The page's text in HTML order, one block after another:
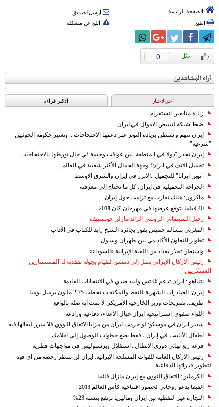
الصفحة الرئيسة
أرسل لصديق
اطبع
أبلغ عن مشكلة
0
آراء المشاهدين
آخرالاخبار الاکثر قراءة
زيادة متابعين انستقرام
ضبط شبكة لتبييض الاموال في ايران
إيران تتهم واشنطن بزيادة التوتر عبر دعمها الاحتجاجات... وتعتبر حكومة الحوثيين
"شرعية"
إيران تحذر "دولا في المنطقة" من عواقب وخيمة في حال تورطها بالاحتجاجات
تجميل الانف في ايران؛ وجهة الجمال الأكثر شعبية في العالم
"نوين ايرانا" للتجميل ..الابرز في ايران والشرق الاوسط
الجراحة التجميلية في إيران: كل ما تحتاج إلى معرفته
ماكرون: هناك تقارب مع ترامب حول إيران
40 فيلما يتوقع عرضها في مهرجان كان 2019
رحيل السينمائي الروسي الرائد مارلن خوتسييف
المغربي بنسالم حميش يفوز بجائزة الشيخ زايد للكتاب في الآداب
تطوير التعاون الأكاديمي بين طهران وسيول
واشنطن تحذّر بغداد من اللعبة الإيرانية «السوداء»
رئيس الأركان الإيراني يصل إلى دمشق للقيام بجولة تفقدية لـ"المستشارين
العسكريين"
نتنياهو : ايران تدعم غانتس ولبيد ضدي في الانتخابات القادمة
إيران: الصادرات الشهریة للنفط والمكثفات تخطت 2.75 مليون برميل يوميا
ظريف: تصريحات وزير الخارجية الأمريكي لا تمت أية صلة بالواقع
اللواء صفوي: استراتيجية ايران حيال الأعداء، دفاعية ورادعة
سفير ايران في موسكو: لو حرمت ايران من مزايا الاتفاق النووي فلا مبرر لبقائها فيه
اطفال الأنابيب في إيران ، فقط بضع خطوات للوصول إلى احلامك
قرعة ربع نهائي دوري الابطال.. استقلال وبرسبوليس في مواجهات قطرية
رئيس الاركان العامة للقوات المسلحة الايرانية: ايران لن تنتظر رخصة من اي قوة
لتطوير قدراتها الدفاعية
الكرملين: الاتفاق النووي مع إيران مازال قائما
الفيفا يدعو روحاني لحضور افتتاحية كأس العالم 2018
التجارة غیر النفطیة بین إیران ومالیزیا ترتفع بنسبة 23%